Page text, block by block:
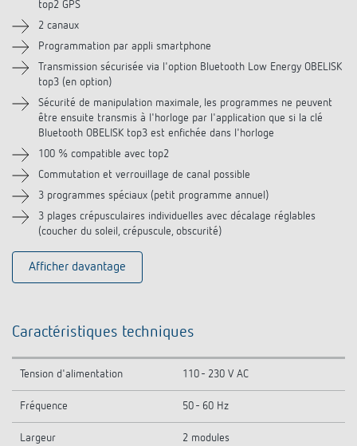
Vidéos
Accessoires
top2 GPS
2 canaux
Programmation par appli smartphone
Transmission sécurisée via l'option Bluetooth Low Energy OBELISK
top3 (en option)
Sécurité de manipulation maximale, les programmes ne peuvent
être ensuite transmis à l'horloge par l'application que si la clé
Bluetooth OBELISK top3 est enfichée dans l'horloge
100 % compatible avec top2
Commutation et verrouillage de canal possible
3 programmes spéciaux (petit programme annuel)
3 plages crépusculaires individuelles avec décalage réglables
(coucher du soleil, crépuscule, obscurité)
Afficher davantage
Caractéristiques techniques
Tension d'alimentation 110 - 230 V AC
Fréquence 50 - 60 Hz
Largeur 2 modules